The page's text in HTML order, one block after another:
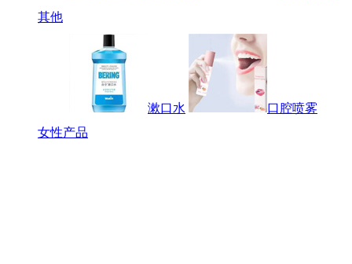
其他
漱口水
口腔喷雾
女性产品